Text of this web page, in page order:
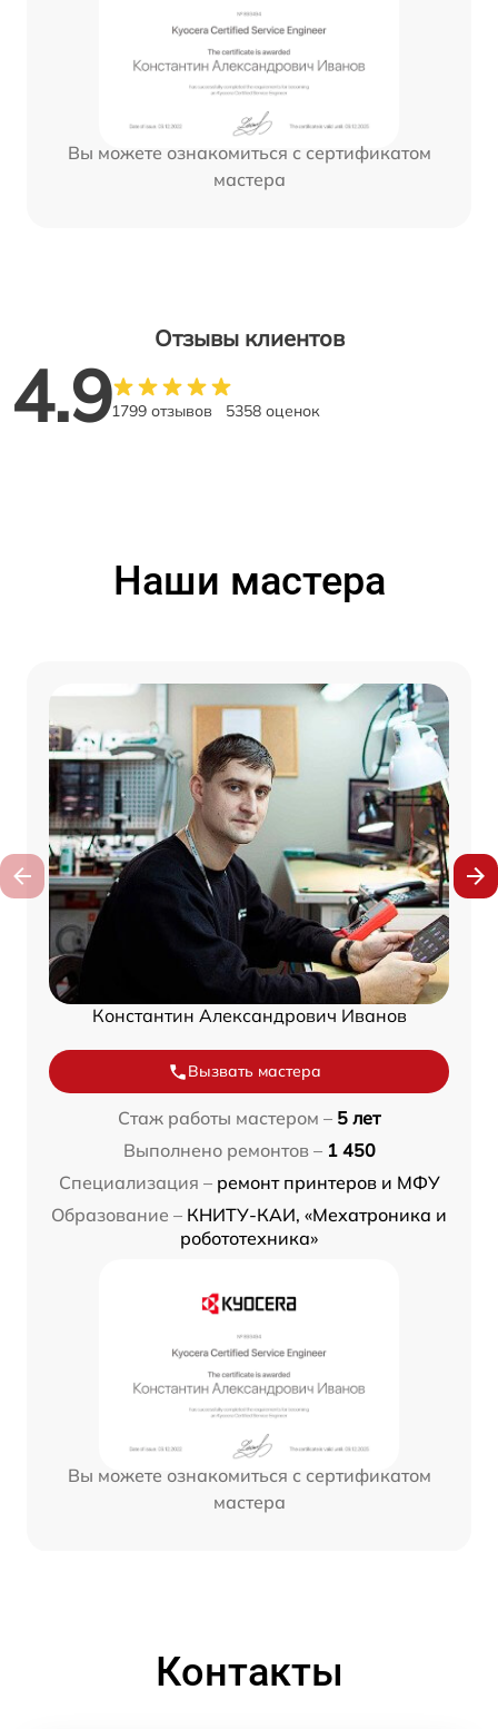
Вы можете ознакомиться с сертификатом
мастера
Отзывы клиентов
4.91799 отзывов 5358 оценок
Наши мастера
Константин Александрович Иванов
Вызвать мастера
Стаж работы мастером – 5 лет
Выполнено ремонтов – 1 450
Специализация – ремонт принтеров и МФУ
Образование – КНИТУ-КАИ, «Мехатроника и
робототехника»
Вы можете ознакомиться с сертификатом
мастера
Контакты